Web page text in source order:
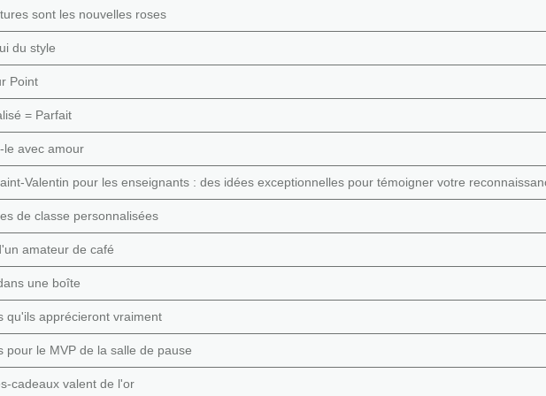
sont les nouvelles roses
du style
Point
= Parfait
le avec amour
Valentin pour les enseignants : des idées exceptionnelles pour témoigner votre
de classe personnalisées
amateur de café
une boîte
qu'ils apprécieront vraiment
pour le MVP de la salle de pause
cadeaux valent de l'or